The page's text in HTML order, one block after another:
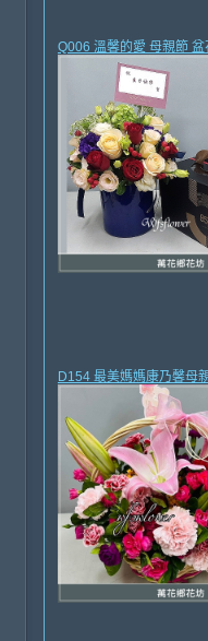
Q006 溫馨的愛 母親節
D154 最美媽媽康乃馨母